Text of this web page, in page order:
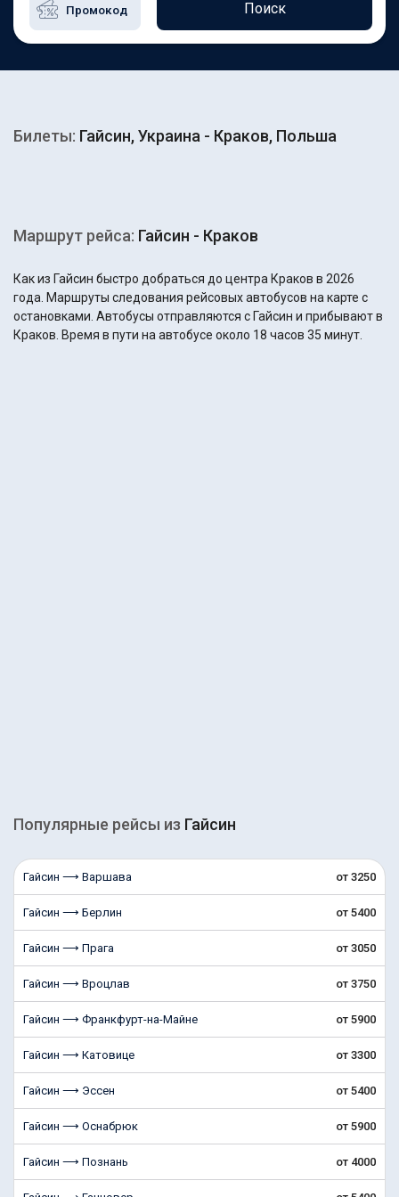
Поиск
Билеты: Гайсин, Украина - Краков, Польша
Маршрут рейса: Гайсин - Краков
Как из Гайсин быстро добраться до центра Краков в 2026
года. Маршруты следования рейсовых автобусов на карте с
остановками. Автобусы отправляются с Гайсин и прибывают в
Краков. Время в пути на автобусе около 18 часов 35 минут.
Популярные рейсы из Гайсин
Гайсин ⟶ Варшава от 3250
Гайсин ⟶ Берлин от 5400
Гайсин ⟶ Прага от 3050
Гайсин ⟶ Вроцлав от 3750
Гайсин ⟶ Франкфурт-на-Майне от 5900
Гайсин ⟶ Катовице от 3300
Гайсин ⟶ Эссен от 5400
Гайсин ⟶ Оснабрюк от 5900
Гайсин ⟶ Познань от 4000